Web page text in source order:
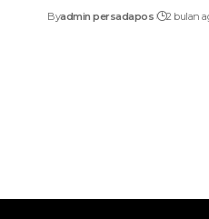
Byadmin persadapos 2 bulan